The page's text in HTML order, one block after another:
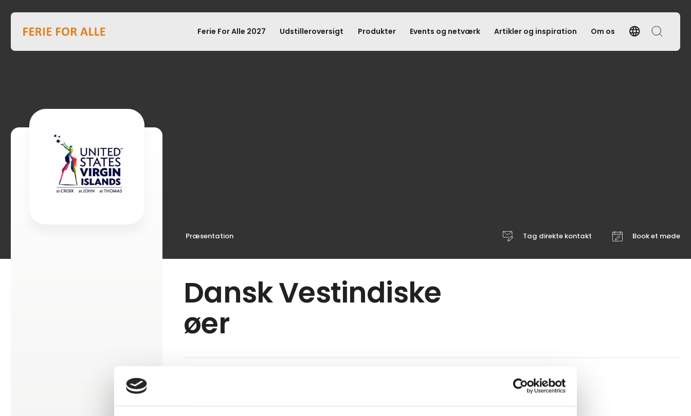
Ferie For Alle 2027 Udstilleroversigt Produkter Events og netværk Artikler og inspiration Om os languageLanguage
Søg
Præsentation Tag direkte kontakt Book et møde
Dansk Vestindiske
øer
Mød os